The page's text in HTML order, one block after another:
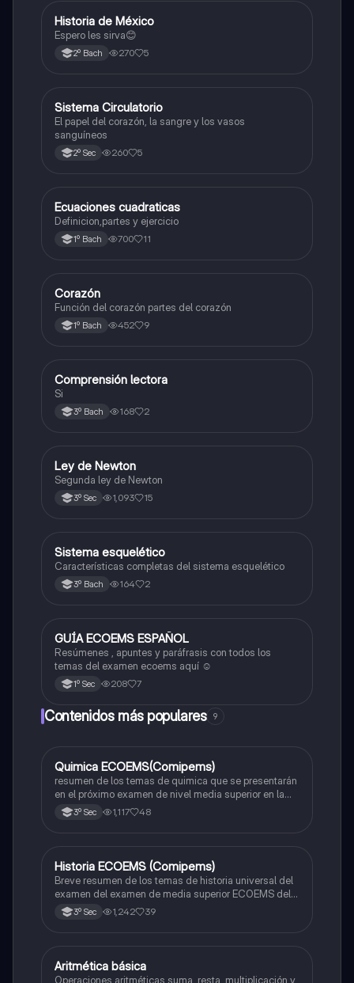
Otros
Historia de México
Espero les sirva😊
2º Bach 270 5
Otros
Sistema Circulatorio
El papel del corazón, la sangre y los vasos
sanguíneos
2º Sec 260 5
Física
Ecuaciones cuadraticas
Definicion,partes y ejercicio
1º Bach 700 11
Otros
Corazón
Función del corazón partes del corazón
1º Bach 452 9
Otros
Comprensión lectora
Si
3º Bach 168 2
Física
Ley de Newton
Segunda ley de Newton
3º Sec 1,093 15
Biología
Sistema esquelético
Características completas del sistema esquelético
3º Bach 164 2
Otros
GUÍA ECOEMS ESPAÑOL
Resúmenes , apuntes y paráfrasis con todos los
temas del examen ecoems aquí ☺️
1º Sec 208 7
Contenidos más populares 9
Química
Quimica ECOEMS(Comipems)
resumen de los temas de quimica que se presentarán
en el próximo examen de nivel media superior en la
zona metropolitana de el valle de México
3º Sec 1,117 48
Historia
Historia ECOEMS (Comipems)
Breve resumen de los temas de historia universal del
examen del examen de media superior ECOEMS del
valle de México
3º Sec 1,242 39
Matemáticas
Aritmética básica
Operaciones aritméticas suma, resta, multiplicación y